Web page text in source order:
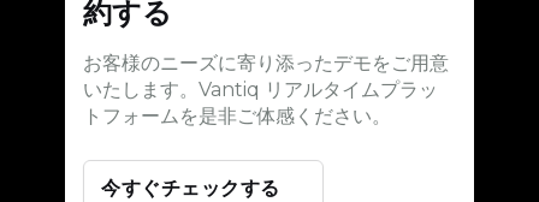
約する
お客様のニーズに寄り添ったデモをご用意
いたします。Vantiq リアルタイムプラッ
トフォームを是非ご体感ください。
今すぐチェックする